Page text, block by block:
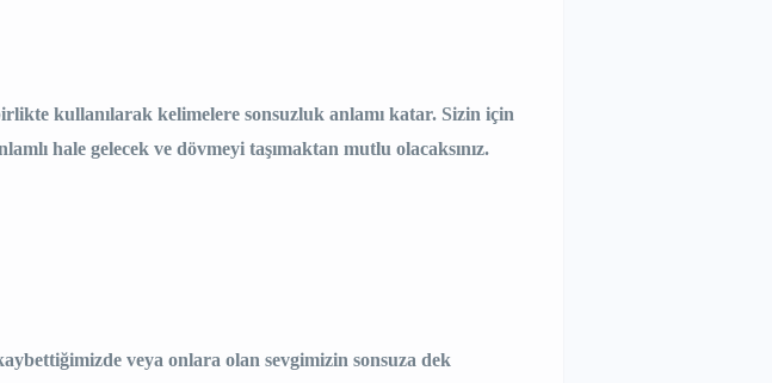
kullanılarak kelimelere sonsuzluk anlamı katar. Sizin için
hale gelecek ve dövmeyi taşımaktan mutlu olacaksınız.
veya onlara olan sevgimizin sonsuza dek